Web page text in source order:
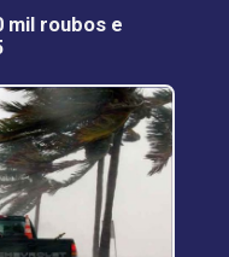
mil roubos e